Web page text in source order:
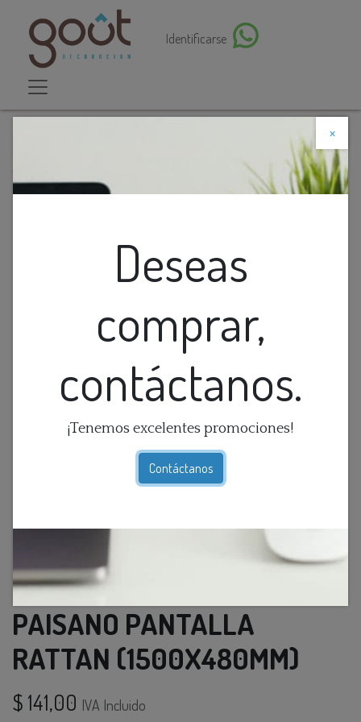
Identificarse
×
Deseas
comprar,
contáctanos.
¡Tenemos excelentes promociones!
Contáctanos
Descuento web
LAMP. COLG. 1L E27 PAISANO PANTALLA RATTAN
LAMP. COLG. 1L E27
PAISANO PANTALLA
RATTAN (1500X480MM)
$ 141,00 IVA Incluido